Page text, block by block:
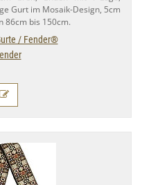
Gurt im Mosaik-​Design, 5cm
86cm bis 150cm.
/ Fender®